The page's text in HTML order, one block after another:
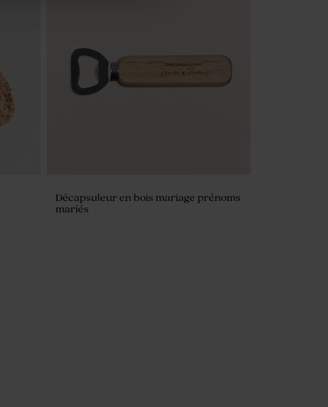
éparses
Décapsuleur en bois mariage prénoms
mariés